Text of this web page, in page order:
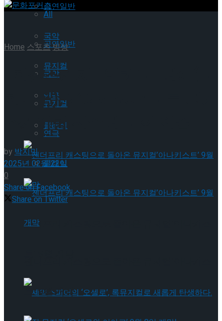
공연일반
국악
뮤지컬
연극
클래식
젠더프리 캐스팅으로 돌아온 뮤지컬’아나키스
All
공연일반
국악
뮤지컬
연극
클래식
트’ 9월 개막
Home스포츠빙상
[현장스케치] 임해나-권예(대
한민국), 2025 ISU 4대륙 피겨
스케이팅 선수권 대회 연습
by박지민
2025년 02월 22일
0
Share on Facebook
Share on Twitter